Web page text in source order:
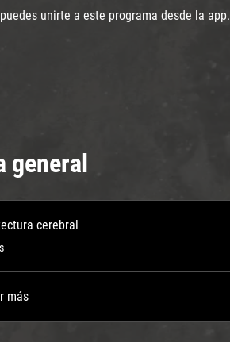
unirte a este programa desde la app.
general
cerebral
más